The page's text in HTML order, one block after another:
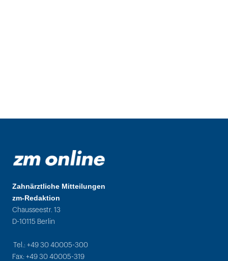
Zahnärztliche Mitteilungen
zm-Redaktion
Chausseestr. 13
D-10115 Berlin
Tel.: +49 30 40005-300
Fax: +49 30 40005-319